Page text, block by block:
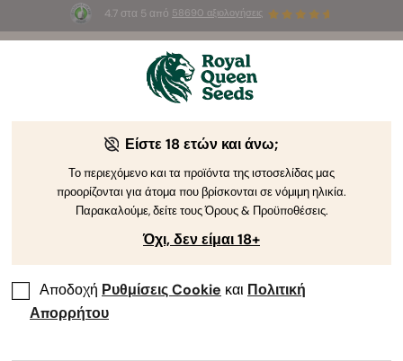
4.7 στα 5 από 58690 αξιολογήσεις
3 σπόρους White Widow AutoΔΩΡΕΑΝ για τους
The RQS Blog
Blog για το Lifestyle της Κάνναβης Pikilíes kai
Είστε 18 ετών και άνω;
Το περιεχόμενο και τα προϊόντα της ιστοσελίδας μας
προορίζονται για άτομα που βρίσκονται σε νόμιμη ηλικία.
Παρακαλούμε, δείτε τους Όρους & Προϋποθέσεις.
Όχι, δεν είμαι 18+
Αποδοχή Ρυθμίσεις Cookie και Πολιτική
Απορρήτου